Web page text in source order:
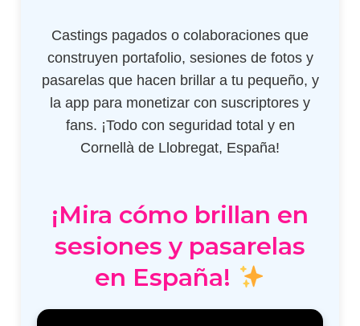
Castings pagados o colaboraciones que
construyen portafolio, sesiones de fotos y
pasarelas que hacen brillar a tu pequeño, y
la app para monetizar con suscriptores y
fans. ¡Todo con seguridad total y en
Cornellà de Llobregat, España!
¡Mira cómo brillan en
sesiones y pasarelas
en España!